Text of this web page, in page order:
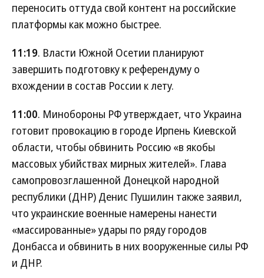
переносить оттуда свой контент на российские
платформы как можно быстрее.
11:19. Власти Южной Осетии планируют
завершить подготовку к референдуму о
вхождении в состав России к лету.
11:00. Минобороны РФ утверждает, что Украина
готовит провокацию в городе Ирпень Киевской
области, чтобы обвинить Россию «в якобы
массовых убийствах мирных жителей». Глава
самопровозглашенной Донецкой народной
республики (ДНР) Денис Пушилин также заявил,
что украинские военные намерены нанести
«массированные» удары по ряду городов
Донбасса и обвинить в них вооруженные силы РФ
и ДНР.